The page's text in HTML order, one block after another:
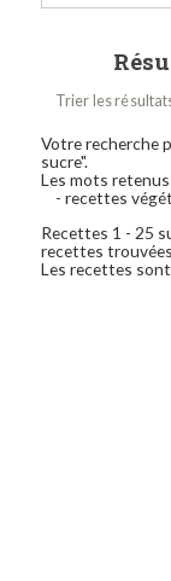
Trier les
Votre recherche
sucre".
Les mots
- recettes
Recettes 1 - 25
recettes
Les recettes